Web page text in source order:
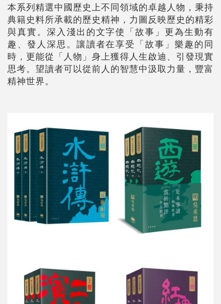
本系列精選中國歷史上不同領域的卓越人物，秉持
典籍史料所承載的歷史精神，力圖反映歷史的精彩
與真實。深入淺出的文字使「故事」更為生動有
趣、發人深思。讓讀者在享受「故事」樂趣的同
時，更能從「人物」身上獲得人生啟迪、引發現實
思考。望讀者可以從前人的智慧中汲取力量，豐富
精神世界。